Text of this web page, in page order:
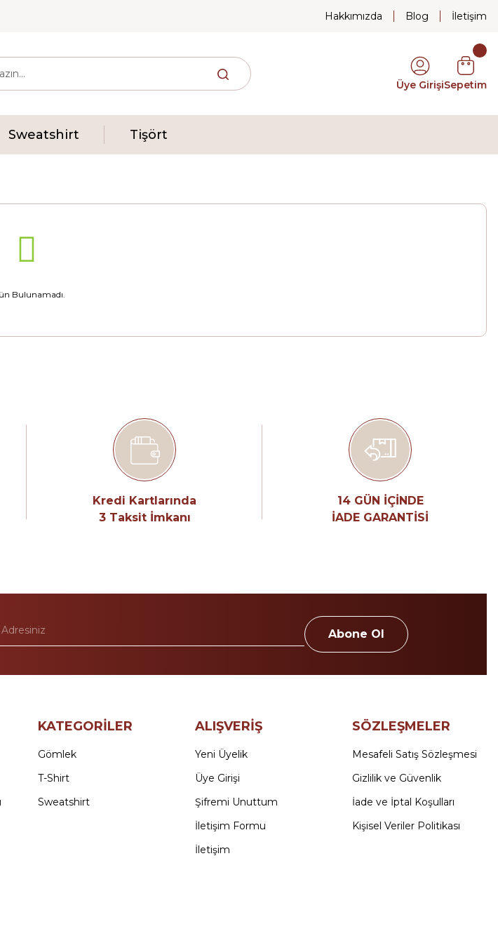
Hakkımızda Blog İletişim
Üye GirişiSepetim
Sweatshirt Tişört
Bulunamadı.
Kredi Kartlarında
3 Taksit İmkanı
14 GÜN İÇİNDE
İADE GARANTİSİ
Abone Ol
KATEGORİLER
Gömlek
T-Shirt
Sweatshirt
ALIŞVERİŞ
Yeni Üyelik
Üye Girişi
Şifremi Unuttum
İletişim Formu
İletişim
SÖZLEŞMELER
Mesafeli Satış Sözleşmesi
Gizlilik ve Güvenlik
İade ve İptal Koşulları
Kişisel Veriler Politikası